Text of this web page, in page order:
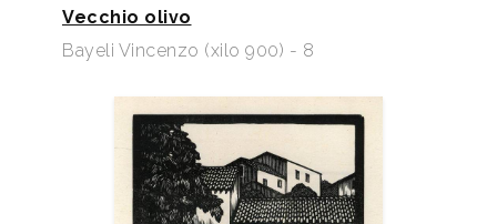
Vecchio olivo
Bayeli Vincenzo (xilo 900) - 8